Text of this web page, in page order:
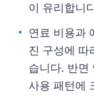
이 유리합니
연료 비용과
진 구성에 따
습니다. 반면
사용 패턴에